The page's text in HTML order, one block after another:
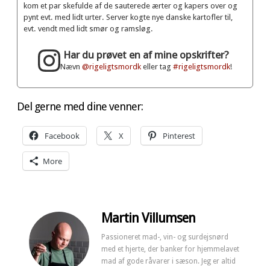
kom et par skefulde af de sauterede ærter og kapers over og
pynt evt. med lidt urter. Server kogte nye danske kartofler til,
evt. vendt med lidt smør og ramsløg.
Har du prøvet en af mine opskrifter?
Nævn@rigeligtsmordk eller tag#rigeligtsmordk!
Del gerne med dine venner:
Facebook X Pinterest
More
Martin Villumsen
Passioneret mad-, vin- og surdejsnørd
med et hjerte, der banker for hjemmelavet
mad af gode råvarer i sæson. Jeg er altid